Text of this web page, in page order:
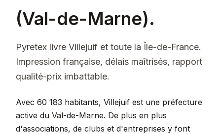
(Val-de-Marne).
Pyretex livre Villejuif et toute la Île-de-France.
Impression française, délais maîtrisés, rapport
qualité-prix imbattable.
Avec 60 183 habitants, Villejuif est une préfecture
active du Val-de-Marne. De plus en plus
d'associations, de clubs et d'entreprises y font